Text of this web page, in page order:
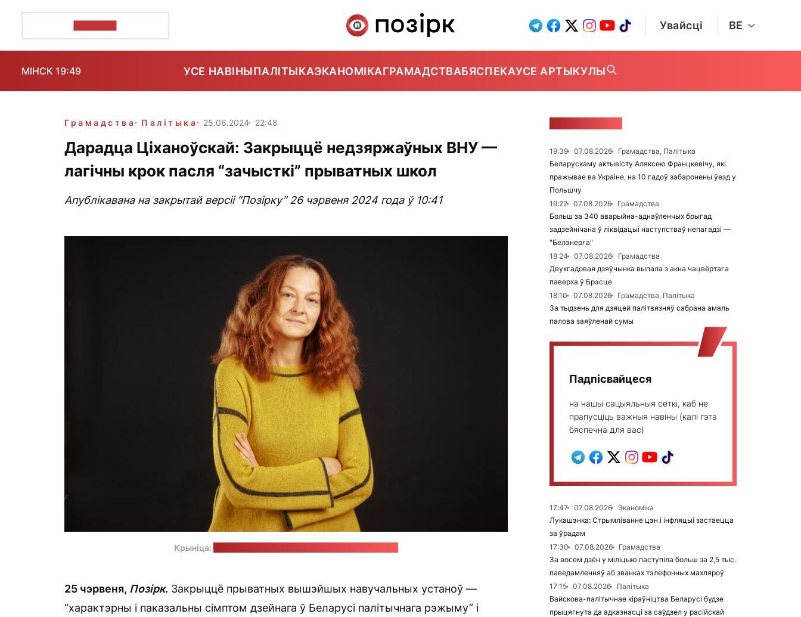
Увайсці BE
МІНСК 19:49 УСЕ НАВІНЫПАЛІТЫКАЭКАНОМІКАГРАМАДСТВАБЯСПЕКАУСЕ АРТЫКУЛЫ
Грамадства Палітыка 25.06.2024 22:48
Дарадца Ціханоўскай: Закрыццё недзяржаўных ВНУ —
лагічны крок пасля “зачысткі” прыватных школ
Апублікавана на закрытай версіі “Позірку” 26 чэрвеня 2024 года ў 10:41
Крыніца:
25 чэрвеня, Позірк. Закрыццё прыватных вышэйшых навучальных устаноў —
“характэрны і паказальны сімптом дзейнага ў Беларусі палітычнага рэжыму” і
19:39 07.08.2026
Грамадства, Палітыка
Беларускаму актывісту Аляксею Францкевічу, які
пражывае ва Украіне, на 10 гадоў забаронены ўезд у
Польшчу
19:22
07.08.2026
Грамадства
Больш за 340 аварыйна-аднаўленчых брыгад
задзейнічана ў ліквідацыі наступстваў непагадзі —
"Белэнерга"
18:24
07.08.2026
Грамадства
Двухгадовая дзяўчынка выпала з акна чацвёртага
паверха ў Брэсце
18:10
07.08.2026
Грамадства, Палітыка
За тыдзень для дзяцей палітвязняў сабрана амаль
палова заяўленай сумы
Падпісвайцеся
на нашы сацыяльныя сеткі, каб не
прапусціць важныя навіны (калі гэта
бяспечна для вас)
17:47 07.08.2026
Эканоміка
Лукашэнка: Стрымліванне цэн і інфляцыі застаецца
за ўрадам
17:30
07.08.2026
Грамадства
За восем дзён у міліцыю паступіла больш за 2,5 тыс.
паведамленняў аб званках тэлефонных махляроў
17:15
07.08.2026
Палітыка
Вайскова-палітычнае кіраўніцтва Беларусі будзе
прыцягнута да адказнасці за саўдзел у расійскай